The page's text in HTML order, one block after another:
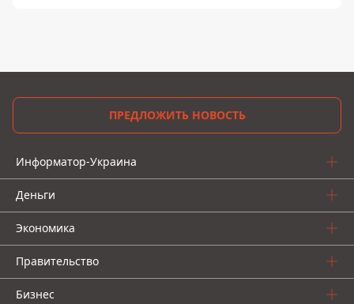
ПРЕДЛОЖИТЬ НОВОСТЬ
Информатор-Украина
Деньги
Экономика
Правительство
Бизнес